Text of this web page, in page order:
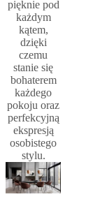
pięknie pod
każdym
kątem,
dzięki
czemu
stanie się
bohaterem
każdego
pokoju oraz
perfekcyjną
ekspresją
osobistego
stylu.